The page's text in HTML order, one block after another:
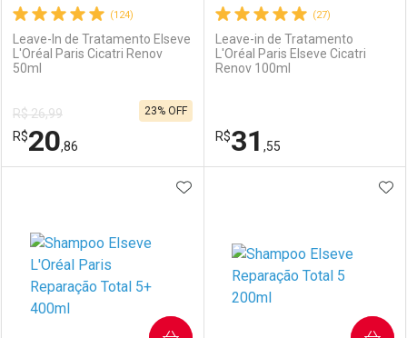
(124)
Leave-In de Tratamento Elseve
L'Oréal Paris Cicatri Renov
50ml
R$ 26,99
R$20,86
23% OFF
Laboratório
Por Menos
(27)
Leave-in de Tratamento
L'Oréal Paris Elseve Cicatri
Renov 100ml
R$31 ,55
Laboratório
Por Menos
ADICIONAR AOS FAVORITOS